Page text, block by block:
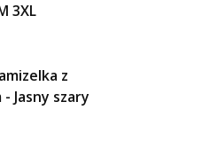
3XL
z
Jasny szary